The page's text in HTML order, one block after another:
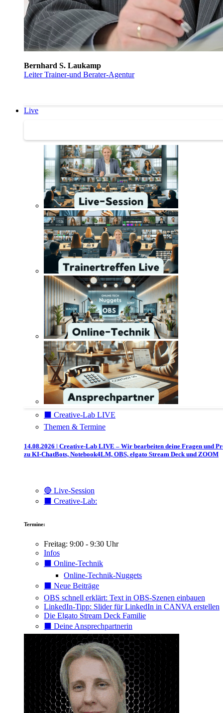
Bernhard S. Laukamp
Leiter Trainer-und Berater-Agentur
Live
⬛️ Creative-Lab LIVE
Themen & Termine
14.08.2026 | Creative-Lab LIVE – Wir bearbeiten deine Fragen und
zu KI-ChatBots, Notebook4LM, OBS, elgato Stream Deck und ZOOM
🔴 Live-Session
⬛️ Creative-Lab:
Termine:
Freitag: 9:00 - 9:30 Uhr
Infos
⬛️ Online-Technik
Online-Technik-Nuggets
⬛️ Neue Beiträge
OBS schnell erklärt: Text in OBS-Szenen einbauen
LinkedIn-Tipp: Slider für LinkedIn in CANVA erstellen
Die Elgato Stream Deck Familie
⬛️ Deine Ansprechpartnerin